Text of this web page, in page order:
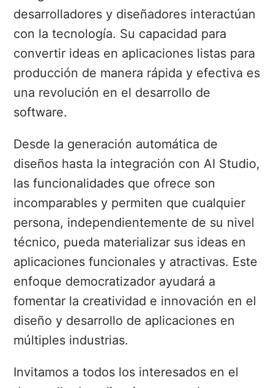
desarrolladores y diseñadores interactúan
con la tecnología. Su capacidad para
convertir ideas en aplicaciones listas para
producción de manera rápida y efectiva es
una revolución en el desarrollo de
software.
Desde la generación automática de
diseños hasta la integración con AI Studio,
las funcionalidades que ofrece son
incomparables y permiten que cualquier
persona, independientemente de su nivel
técnico, pueda materializar sus ideas en
aplicaciones funcionales y atractivas. Este
enfoque democratizador ayudará a
fomentar la creatividad e innovación en el
diseño y desarrollo de aplicaciones en
múltiples industrias.
Invitamos a todos los interesados en el